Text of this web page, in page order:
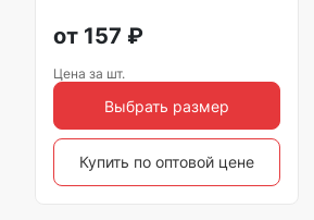
от 157 ₽
Цена за шт.
Выбрать размер
Купить по оптовой цене